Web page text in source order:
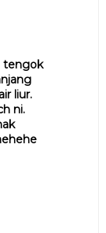
tengok
liur.
ni.